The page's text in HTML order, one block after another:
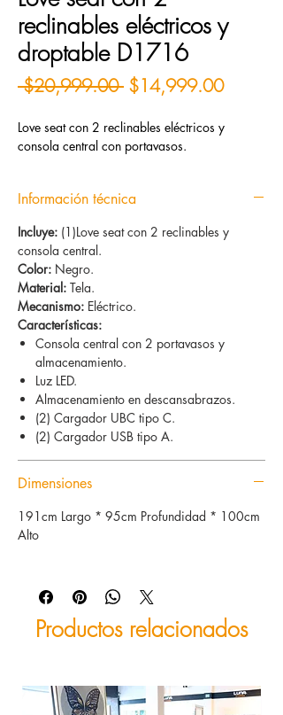
reclinables eléctricos y
droptable D1716
$20,999.00 Precio
$14,999.00Precio
Love seat con 2 reclinables eléctricos y
consola central con portavasos.
Información técnica
Incluye: (1)Love seat con 2 reclinables y
consola central.
Color: Negro.
Material: Tela.
Mecanismo: Eléctrico.
Características:
Consola central con 2 portavasos y
almacenamiento.
Luz LED.
Almacenamiento en descansabrazos.
(2) Cargador UBC tipo C.
(2) Cargador USB tipo A.
Dimensiones
191cm Largo * 95cm Profundidad * 100cm
Alto
Productos relacionados